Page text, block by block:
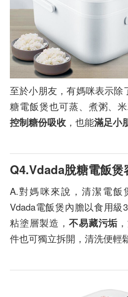
至於小朋友，有媽咪表示除
糖電飯煲也可蒸、煮粥、
控制糖份吸收 ，也能滿足小
Q4.Vdada脫糖電飯煲
A.對媽咪來說，清潔電飯
Vdada電飯煲內膽以食用級
粘塗層製造， 不易藏污垢 ，
件也可獨立拆開，清洗便輕